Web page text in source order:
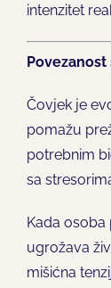
intenzitet
Čovjek je
pomažu
potrebnim
sa
Kada osoba
ugrožava
mišićna